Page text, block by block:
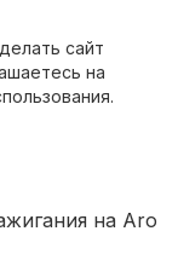
сайт
на
на Aro 24
на Aro